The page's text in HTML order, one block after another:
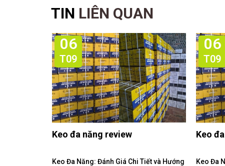
TIN LIÊN QUAN
06
T09
Keo đa năng review
Keo Đa Năng: Đánh Giá Chi Tiết và Hướng
06
T09
Keo
Keo Đa